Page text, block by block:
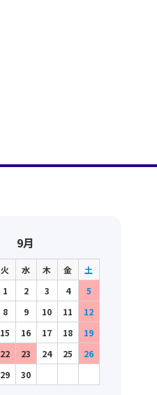
9月
火 水 木 金
土
1
2 3 4
5
8 9 10 11
12
15 16 17 18
19
22 23 24 25
26
29 30